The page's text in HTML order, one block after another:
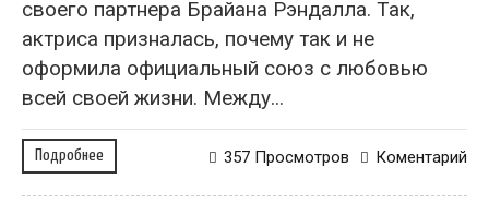
своего партнера Брайана Рэндалла. Так,
актриса призналась, почему так и не
оформила официальный союз с любовью
всей своей жизни. Между...
Подробнее Коментарий
357 Просмотров